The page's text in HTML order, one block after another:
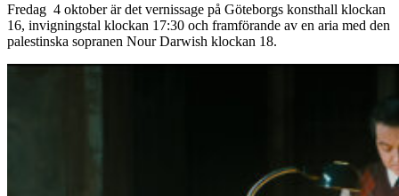
Fredag 4 oktober är det vernissage på Göteborgs konsthall klockan
16, invigningstal klockan 17:30 och framförande av en aria med den
palestinska sopranen Nour Darwish klockan 18.